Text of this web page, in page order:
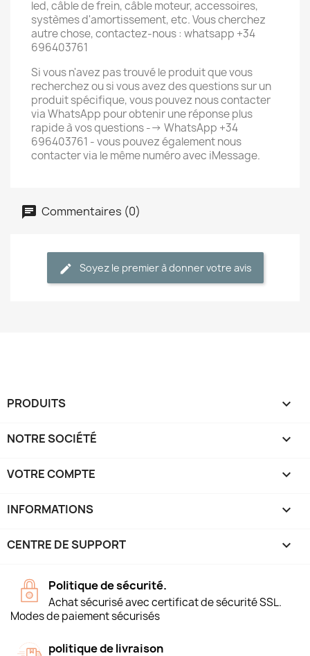
led, câble de frein, câble moteur, accessoires,
systèmes d'amortissement, etc. Vous cherchez
autre chose, contactez-nous : whatsapp +34
696403761
Si vous n'avez pas trouvé le produit que vous
recherchez ou si vous avez des questions sur un
produit spécifique, vous pouvez nous contacter
via WhatsApp pour obtenir une réponse plus
rapide à vos questions --> WhatsApp +34
696403761 - vous pouvez également nous
contacter via le même numéro avec iMessage.
Commentaires (0)
Soyez le premier à donner votre avis
PRODUITS 
NOTRE SOCIÉTÉ 
VOTRE COMPTE 
INFORMATIONS keyboard_arrow_down
CENTRE DE SUPPORT 
Politique de sécurité.
Achat sécurisé avec certificat de sécurité SSL.
Modes de paiement sécurisés
politique de livraison